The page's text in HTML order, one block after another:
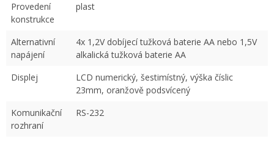
Provedení
konstrukce
plast
Alternativní
napájení
4x 1,2V dobíjecí tužková baterie AA nebo 1,5V
alkalická tužková baterie AA
Displej
LCD numerický, šestimístný, výška číslic
23mm, oranžově podsvícený
Komunikační
rozhraní
RS-232